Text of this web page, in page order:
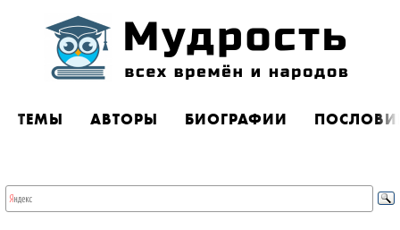
ТЕМЫ АВТОРЫ БИОГРАФИИ